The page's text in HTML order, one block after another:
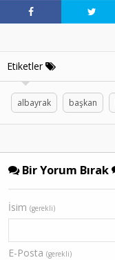
Etiketler
albayrak başkan
Bir Yorum Bırak
İsim (gerekli)
E-Posta (gerekli)